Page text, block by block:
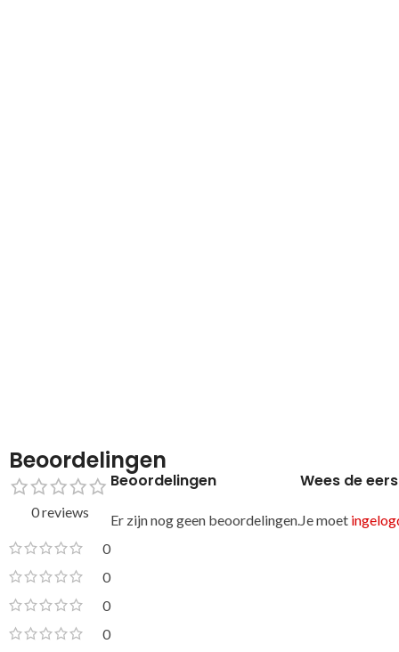
Beoordelingen
0 reviews
0
0
0
0
Beoordelingen
Er zijn nog geen beoordelingen.
Wees de
Je moet